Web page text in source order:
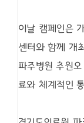
이날 캠페인은
센터와 함께 개
파주병원 추원
료와 체계적인